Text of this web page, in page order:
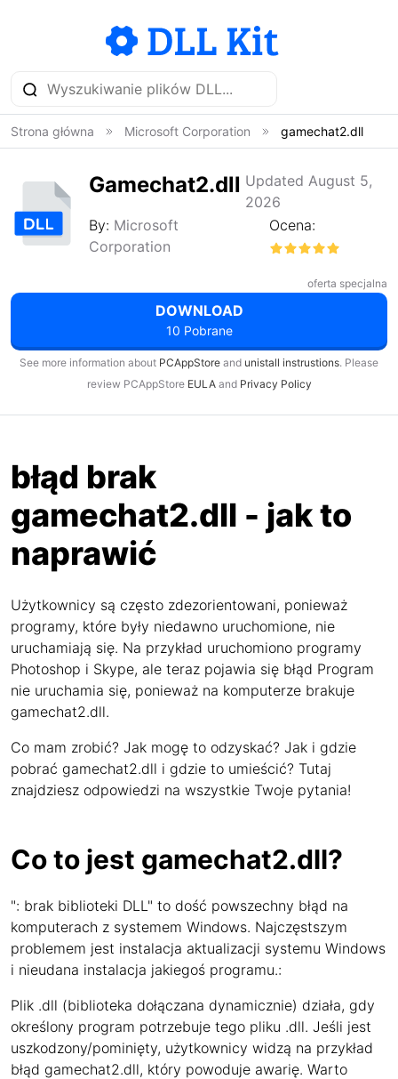
Strona główna Microsoft Corporation gamechat2.dll
Gamechat2.dll Updated August 5,
2026
By: Microsoft
Corporation
Ocena:
oferta specjalna
DOWNLOAD
10 Pobrane
See more information about PCAppStore and unistall instrustions. Please
review PCAppStore EULAand Privacy Policy
błąd brak
gamechat2.dll - jak to
naprawić
Użytkownicy są często zdezorientowani, ponieważ
programy, które były niedawno uruchomione, nie
uruchamiają się. Na przykład uruchomiono programy
Photoshop i Skype, ale teraz pojawia się błąd Program
nie uruchamia się, ponieważ na komputerze brakuje
gamechat2.dll.
Co mam zrobić? Jak mogę to odzyskać? Jak i gdzie
pobrać gamechat2.dll i gdzie to umieścić? Tutaj
znajdziesz odpowiedzi na wszystkie Twoje pytania!
Co to jest gamechat2.dll?
": brak biblioteki DLL" to dość powszechny błąd na
komputerach z systemem Windows. Najczęstszym
problemem jest instalacja aktualizacji systemu Windows
i nieudana instalacja jakiegoś programu.:
Plik .dll (biblioteka dołączana dynamicznie) działa, gdy
określony program potrzebuje tego pliku .dll. Jeśli jest
uszkodzony/pominięty, użytkownicy widzą na przykład
błąd gamechat2.dll, który powoduje awarię. Warto